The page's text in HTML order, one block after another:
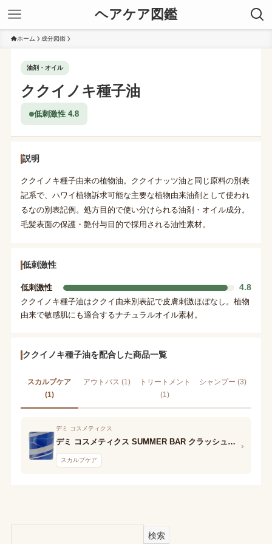
ヘアケア図鑑
ホーム 成分図鑑
油剤・オイル
ククイノキ種子油
低刺激性 4.8
説明
ククイノキ種子由来の植物油。ククイナッツ油と同じ原料の別表
記系で、ハワイ植物訴求可能な主要な植物由来油剤として使われ
るなの別表記例。処方目的で使い分けられる油剤・オイル成分。
毛髪表面の保護・艶付与目的で採用される油性素材。
低刺激性
低刺激性 4.8
ククイノキ種子油はククイ由来別表記で皮膚刺激ほぼなし。植物
由来で敏感肌にも適合するナチュラルオイル素材。
ククイノキ種子油を配合した商品一覧
スカルプケア
(1)
アウトバス (1)
トリートメント
(1)
シャンプー (3)
デミ コスメティクス
デミ コスメティクス SUMMER BAR クラッシュミントリフレッシャー クール 10
スカルプケア
›
検索